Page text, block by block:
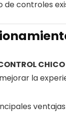
de controles
la